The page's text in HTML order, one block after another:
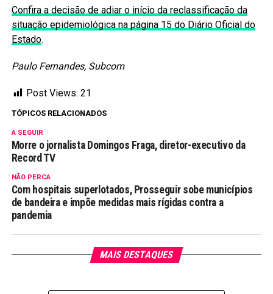
Confira a decisão de adiar o início da reclassificação da
situação epidemiológica na página 15 do Diário Oficial do
Estado.
Paulo Fernandes, Subcom
Post Views: 21
TÓPICOS RELACIONADOS
A SEGUIR
Morre o jornalista Domingos Fraga, diretor-executivo da
Record TV
NÃO PERCA
Com hospitais superlotados, Prosseguir sobe municípios
de bandeira e impõe medidas mais rígidas contra a
pandemia
MAIS DESTAQUES